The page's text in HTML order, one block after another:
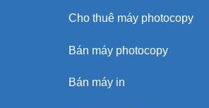
Cho thuê máy photocopy
Bán máy photocopy
Bán máy in